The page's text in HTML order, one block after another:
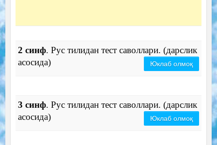
2 синф. Рус тилидан тест саволлари. (дарслик
асосида)
Юклаб олмоқ
3 синф. Рус тилидан тест саволлари. (дарслик
асосида)
Юклаб олмоқ